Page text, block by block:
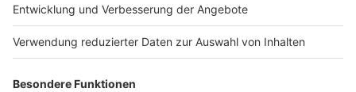
Presse
Werben
Archiv
Verkehrs-Hotline